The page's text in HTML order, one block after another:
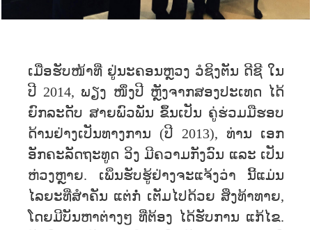
ເມື່ອຮັບໜ້າທີ່ ຢູ່ນະຄອນຫຼວງ ວໍຊິງຕັນ ດີຊີ ໃນ
ປີ 2014, ພຽງ ໜຶ່ງປີ ຫຼັງຈາກສອງປະເທດ ໄດ້
ຍົກລະດັບ ສາຍພົວພັນ ຂຶ້ນເປັນ ຄູ່ຮ່ວມມືຮອບ
ດ້ານຢ່າງເປັນທາງການ (ປີ 2013), ທ່ານ ເອກ
ອັກຄະລັດຖະທູດ ວິງ ມີຄວາມກັງວົນ ແລະ ເປັນ
ຫ່ວງຫຼາຍ. ເພິ່ນຮັບຮູ້ຢ່າງຈະແຈ້ງວ່າ ນີ້ແມ່ນ
ໄລຍະທີ່ສຳຄັນ ແຕ່ກໍ່ ເຕັມໄປດ້ວຍ ສິ່ງທ້າທາຍ,
ໂດຍມີບັນຫາຕ່າງໆ ທີ່ຕ້ອງ ໄດ້ຮັບການ ແກ້ໄຂ.